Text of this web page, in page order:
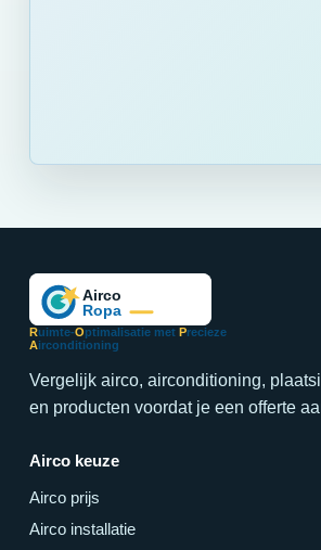
Ruimte-Optimalisatie met Precieze
Airconditioning
Vergelijk airco, airconditioning,
en producten voordat je een offerte
Airco keuze
Airco prijs
Airco installatie